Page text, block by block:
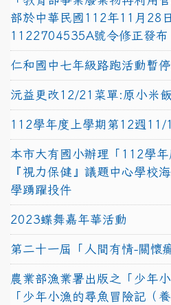
部於中華民國112年11月28
1122704535A號令修正發布
仁和國中七年級路跑活動暫
沅益更改12/21菜單:原小米
112學年度上學期第12週
本市大有國小辦理「112學
『視力保健』議題中心學校
學踴躍投件
2023蝶舞嘉年華活動
第二十一屆「人間有情-關懷
農業部漁業署出版之「少年
「少年小漁的尋魚冒險記（